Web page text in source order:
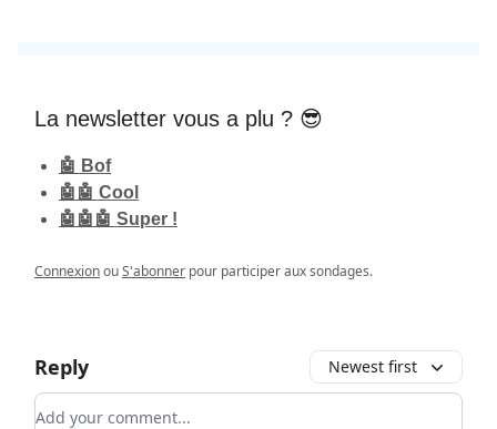
La newsletter vous a plu ? 😎
🤖 Bof
🤖🤖 Cool
🤖🤖🤖 Super !
ConnexionouS'abonner pour participer aux sondages.
Reply Newest first
Add your comment